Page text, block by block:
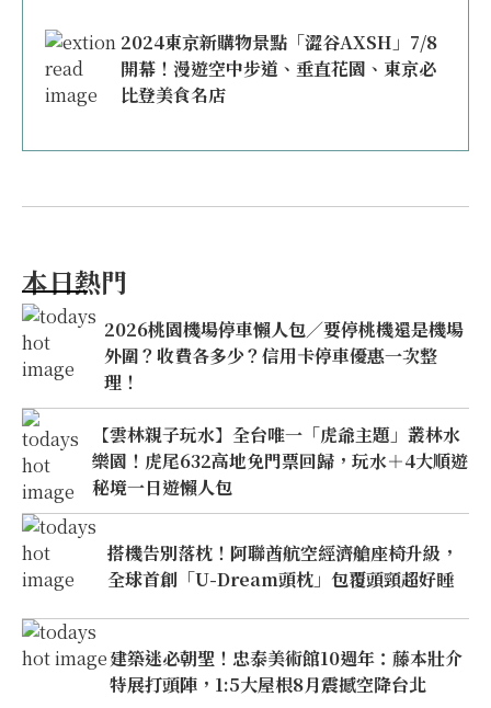
2024東京新購物景點「澀谷AXSH」7/8
開幕！漫遊空中步道、垂直花園、東京必
比登美食名店
本日熱門
2026桃園機場停車懶人包／要停桃機還是機場
外圍？收費各多少？信用卡停車優惠一次整
理！
【雲林親子玩水】全台唯一「虎爺主題」叢林水
樂園！虎尾632高地免門票回歸，玩水＋4大順遊
秘境一日遊懶人包
搭機告別落枕！阿聯酋航空經濟艙座椅升級，
全球首創「U-Dream頭枕」包覆頭頸超好睡
建築迷必朝聖！忠泰美術館10週年：藤本壯介
特展打頭陣，1:5大屋根8月震撼空降台北